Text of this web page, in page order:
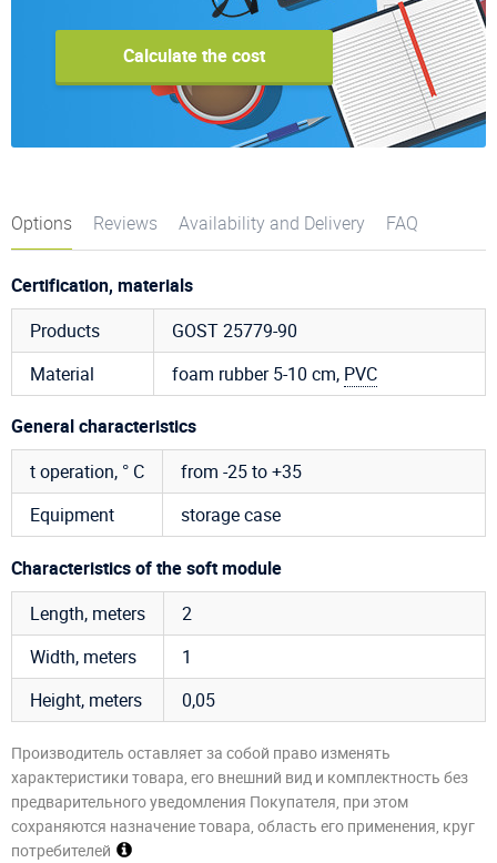
Calculate the cost
Options Reviews Availability and Delivery FAQ
Certification, materials
Products
GOST 25779-90
Material
foam rubber 5-10 cm, PVC
General characteristics
t operation, ° C
from -25 to +35
Equipment
storage case
Characteristics of the soft module
Length, meters
2
Width, meters
1
Height, meters
0,05
Производитель оставляет за собой право изменять
характеристики товара, его внешний вид и комплектность без
предварительного уведомления Покупателя, при этом
сохраняются назначение товара, область его применения, круг
потребителей